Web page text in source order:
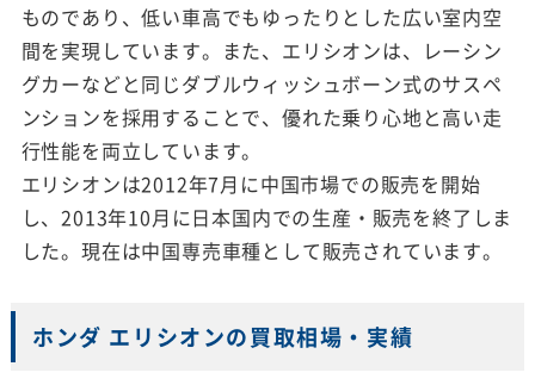
ものであり、低い車高でもゆったりとした広い室内空
間を実現しています。また、エリシオンは、レーシン
グカーなどと同じダブルウィッシュボーン式のサスペ
ンションを採用することで、優れた乗り心地と高い走
行性能を両立しています。
エリシオンは2012年7月に中国市場での販売を開始
し、2013年10月に日本国内での生産・販売を終了しま
した。現在は中国専売車種として販売されています。
ホンダ エリシオンの買取相場・実績